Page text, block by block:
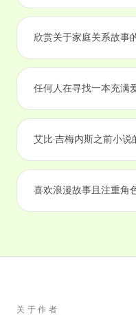
欣赏关于家庭关系故事
任何人在寻找一本充满
艾比·吉梅内斯之前小说
喜欢浪漫故事且注重角
关于作者